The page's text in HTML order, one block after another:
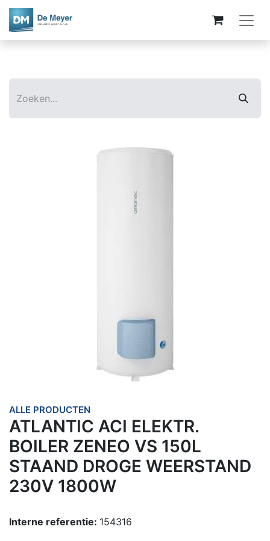
ALLE PRODUCTEN
ATLANTIC ACI ELEKTR.
BOILER ZENEO VS 150L
STAAND DROGE WEERSTAND
230V 1800W
Interne referentie: 154316